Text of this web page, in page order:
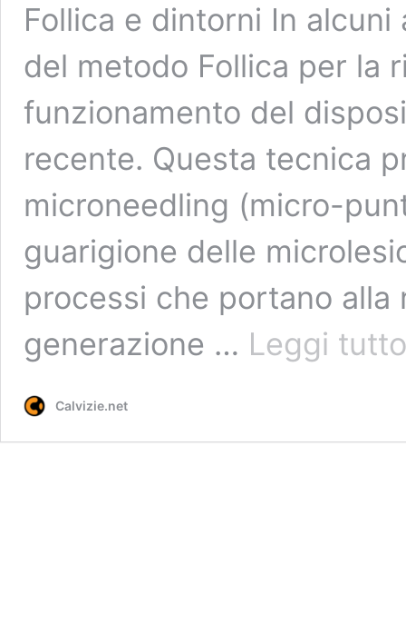
Follica e dintorni In
del metodo Follica per la
funzionamento del
recente. Questa tecnica
microneedling (micro-
guarigione delle
processi che portano
generazione … Leggi tutto
Calvizie.net